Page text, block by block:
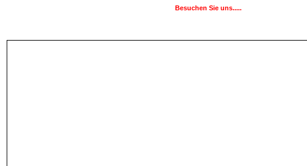
Besuchen Sie uns.....